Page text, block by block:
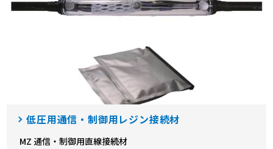
低圧用通信・制御用レジン接続材
MZ 通信・制御用直線接続材